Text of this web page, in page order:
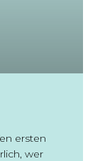
ersten
wer